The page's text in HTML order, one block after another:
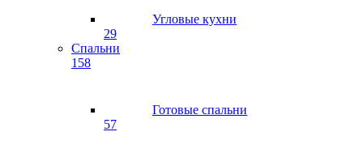
Угловые кухни
29
Спальни
158
Готовые спальни
57